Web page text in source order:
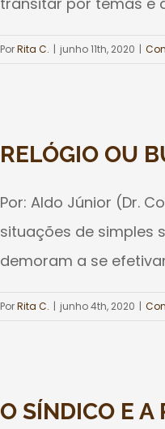
PorRita C. | junho 11th, 2020 |
RELÓGIO OU
Por: Aldo Júnior (Dr.
situações de simples
demoram a se
PorRita C. | junho 4th, 2020 |
O SÍNDICO E A